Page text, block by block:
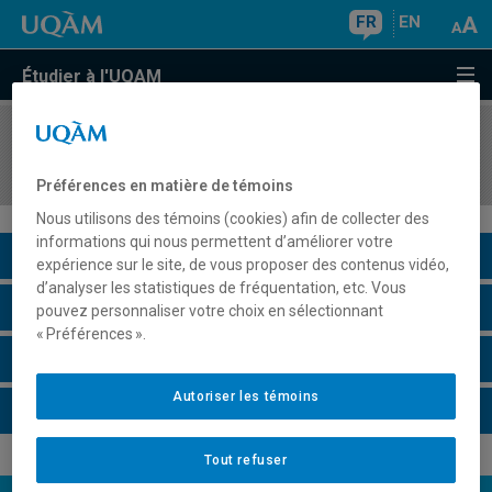
FR EN
Étudier à l'UQAM
COURS//
Description du cours
Horaire - Été 2026
Préférences en matière de témoins
Nous utilisons des témoins (cookies) afin de collecter des
informations qui nous permettent d’améliorer votre
expérience sur le site, de vous proposer des contenus vidéo,
d’analyser les statistiques de fréquentation, etc. Vous
pouvez personnaliser votre choix en sélectionnant
« Préférences ».
Tout refuser
Autoriser les témoins